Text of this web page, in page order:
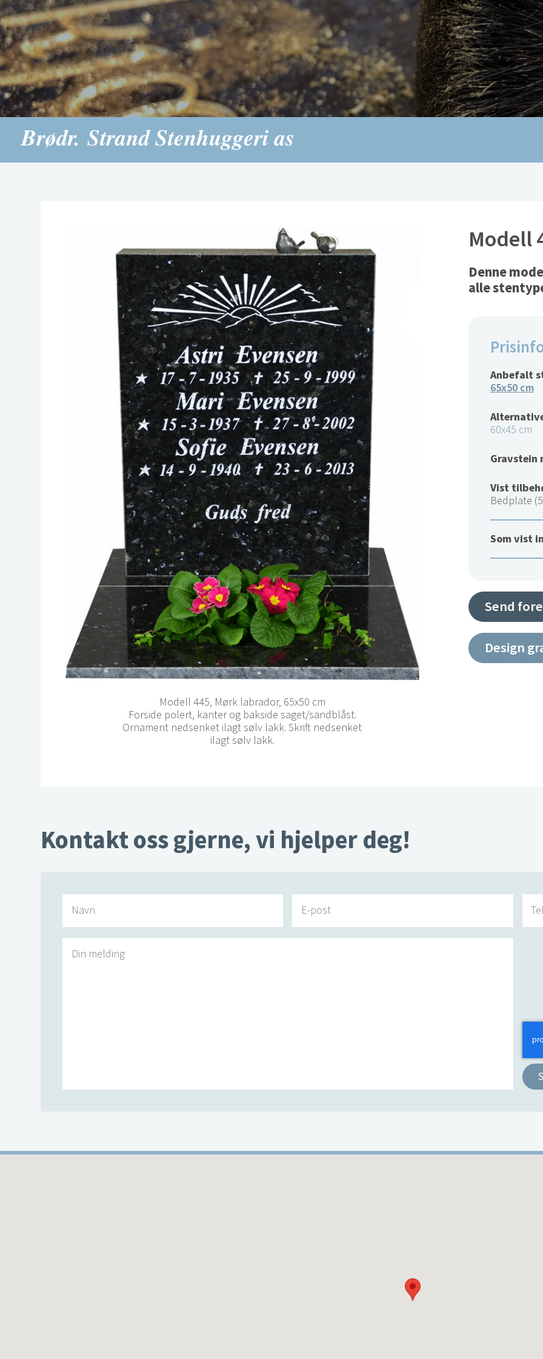
Modell 445, Mørk labrador, 65x50 cm
Forside polert, kanter og bakside saget/sandblåst.
Ornament nedsenket ilagt sølv lakk. Skrift nedsenket
ilagt sølv lakk.
Modell
Denne
alle
Anbefalt
65x50 cm
60x45 cm
Gravstein
Vist
Bedplate
Som vist
Send
Design
Kontakt oss gjerne, vi hjelper deg!